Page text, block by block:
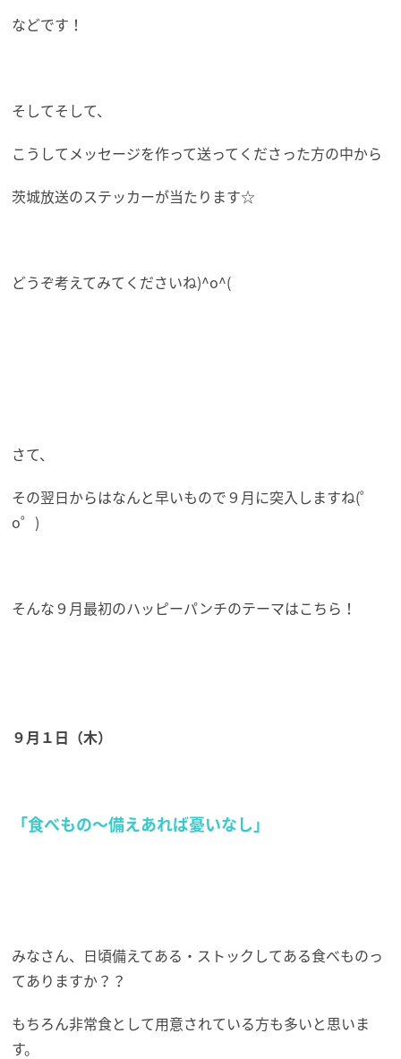
などです！
そしてそして、
こうしてメッセージを作って送ってくださった方の中から
茨城放送のステッカーが当たります☆
どうぞ考えてみてくださいね)^o^(
さて、
その翌日からはなんと早いもので９月に突入しますね(゜
o゜)
そんな９月最初のハッピーパンチのテーマはこちら！
９月１日（木）
「食べもの～備えあれば憂いなし」
みなさん、日頃備えてある・ストックしてある食べものっ
てありますか？？
もちろん非常食として用意されている方も多いと思いま
す。